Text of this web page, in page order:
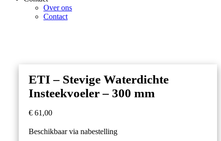
Over ons
Contact
ETI – Stevige Waterdichte
Insteekvoeler – 300 mm
€ 61,00
Beschikbaar via nabestelling